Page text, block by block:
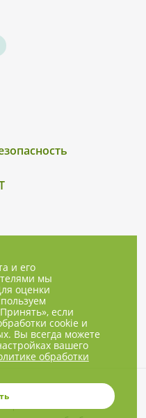
NBPrice.ru — проект
и его
мы
оценки
если
cookie и
Вы всегда можете
вашего
обработки